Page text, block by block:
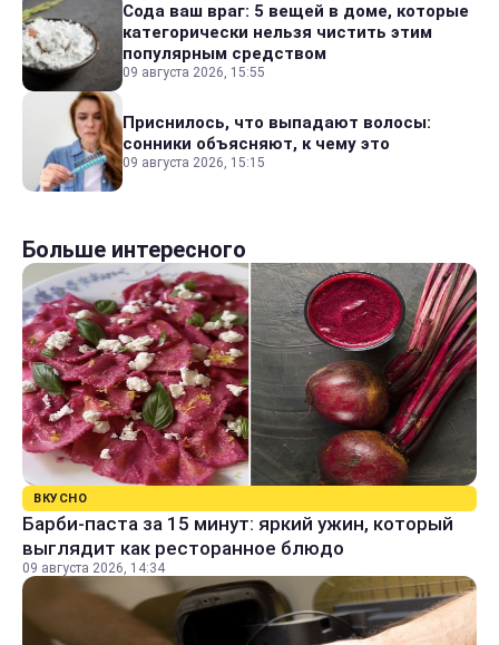
Сода ваш враг: 5 вещей в доме, которые
категорически нельзя чистить этим
популярным средством
09 августа 2026, 15:55
Приснилось, что выпадают волосы:
сонники объясняют, к чему это
09 августа 2026, 15:15
Больше интересного
ВКУСНО
Барби-паста за 15 минут: яркий ужин, который
выглядит как ресторанное блюдо
09 августа 2026, 14:34